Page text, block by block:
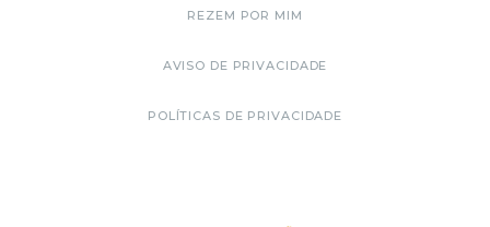
REZEM POR MIM
AVISO DE PRIVACIDADE
POLÍTICAS DE PRIVACIDADE